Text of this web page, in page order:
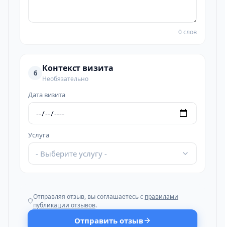
0 слов
6 Контекст визита
Необязательно
Дата визита
Услуга
- Выберите услугу -
Отправляя отзыв, вы соглашаетесь с правилами
публикации отзывов.
Отправить отзыв